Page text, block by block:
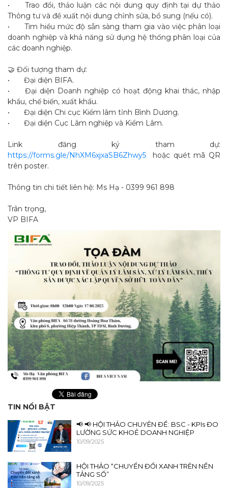
•
Trao đổi, thảo luận các nội dung quy định tại dự thảo
Thông tư và đề xuất nội dung chỉnh sửa, bổ sung (nếu có).
•
Tìm hiểu mức độ sẵn sàng tham gia vào việc phân loại
doanh nghiệp và khả năng sử dụng hệ thống phân loại của
các doanh nghiệp.
🤝 Đối tượng tham dự:
•
Đại diện BIFA.
•
Đại diện Doanh nghiệp có hoạt động khai thác, nhập
khẩu, chế biến, xuất khẩu.
•
Đại diện Chi cục Kiểm lâm tỉnh Bình Dương.
•
Đại diện Cục Lâm nghiệp và Kiểm Lâm.
Link đăng ký tham dự:
https://forms.gle/NhXM6xjxaSB6Zhwy5 hoặc quét mã QR
trên poster.
Thông tin chi tiết liên hệ: Ms Hạ - 0399 961 898
Trân trọng,
VP BIFA
TIN NỔI BẬT
📢 📢 HỘI THẢO CHUYÊN ĐỀ: BSC - KPIs ĐO
LƯỜNG SỨC KHOẺ DOANH NGHIỆP
10/09/2025
HỘI THẢO “CHUYỂN ĐỔI XANH TRÊN NỀN
TẢNG SỐ”
10/09/2025